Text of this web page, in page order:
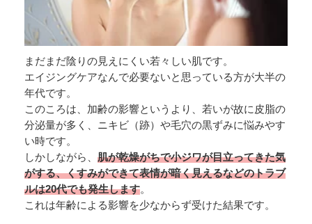
まだまだ陰りの見えにくい若々しい肌です。
エイジングケアなんで必要ないと思っている方が大半の
年代です。
このころは、加齢の影響というより、若いが故に皮脂の
分泌量が多く、ニキビ（跡）や毛穴の黒ずみに悩みやす
い時です。
しかしながら、 肌が乾燥がちで小ジワが目立ってきた気
がする、くすみができて表情が暗く見えるなどのトラブ
ルは20代でも発生します。
これは年齢による影響を少なからず受けた結果です。